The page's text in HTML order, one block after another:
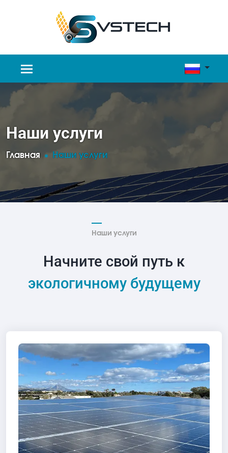
Наши услуги
Главная Наши услуги
Наши услуги
Начните свой путь к
экологичному будущему